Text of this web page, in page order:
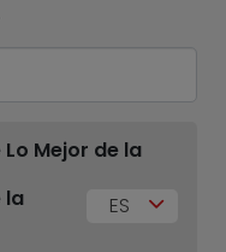
Mejor de la
la
ES